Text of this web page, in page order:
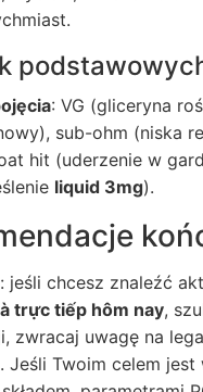
: VG (gliceryna
sub-ohm (niska
hit (uderzenie w
liquid 3mg).
jeśli chcesz znaleźć
trực tiếp hôm nay,
zwracaj uwagę na
Jeśli Twoim celem jest